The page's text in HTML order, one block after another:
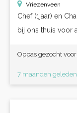
Vriezenveen
Chef (1jaar) en
bij ons thuis voor
Oppas gezocht voor:
7 maanden